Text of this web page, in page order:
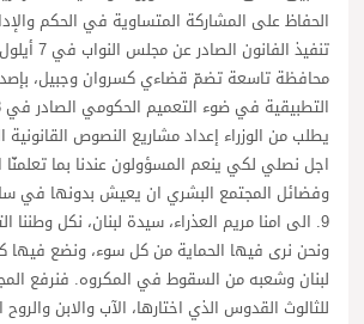
الحفاظ على المشاركة المتساوية في الحكم
محافظة تاسعة تضمّ قضاءي كسروان وجبيل،
يطلب من الوزراء إعداد مشاريع النصوص القانونية
اجل نصلي لكي ينعم المسؤولون عندنا بما
وفضائل المجتمع البشري ان يعيش بدونها في
9. الى امنا مريم العذراء، سيدة لبنان، نكل
ونحن نرى فيها الحماية من كل سوء، ونضع فيها
لبنان وشعبه من السقوط في المكروه. فنرفع
للثالوث القدوس الذي اختارها، الآب والابن